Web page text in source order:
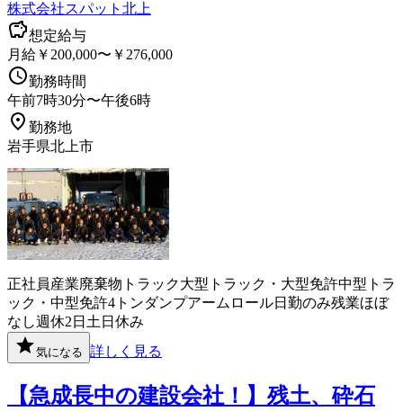
株式会社スパット北上
想定給与
月給￥200,000〜￥276,000
勤務時間
午前7時30分〜午後6時
勤務地
岩手県北上市
正社員産業廃棄物 トラック大型トラック・大型免許中型トラ
ック・中型免許4トンダンプアームロール日勤のみ残業ほぼ
なし週休2日 土日休み
気になる 詳しく見る
【急成長中の建設会社！】残土、砕石